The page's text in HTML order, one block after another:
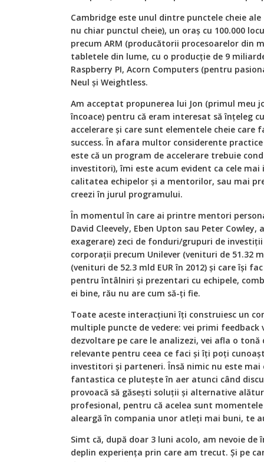
Cambridge este unul dintre punctele cheie
nu chiar punctul cheie), un oraș cu 100.000
precum ARM (producătorii procesoarelor din
tabletele din lume, cu o producție de 9
Raspberry PI, Acorn Computers (pentru
Neul și Weightless.
Am acceptat propunerea lui Jon (primul meu
încoace) pentru că eram interesat să înțeleg
accelerare și care sunt elementele cheie care
success. În afara multor considerente
este că un program de accelerare trebuie
investitori), îmi este acum evident ca cele
calitatea echipelor și a mentorilor, sau mai
creezi în jurul programului.
În momentul în care ai printre mentori
David Cleevely, Eben Upton sau Peter
exagerare) zeci de fonduri/grupuri de
corporații precum Unilever (venituri de 51.32
(venituri de 52.3 mld EUR în 2012) și care își
pentru întâlniri și prezentari cu echipele,
ei bine, rău nu are cum să-ți fie.
Toate aceste interacțiuni îți construiesc un
multiple puncte de vedere: vei primi
dezvoltare pe care le analizezi, vei afla o
relevante pentru ceea ce faci și îți poți
investitori și parteneri. Însă nimic nu este
fantastica ce plutește în aer atunci când
provoacă să găsești soluții și alternative
profesional, pentru că acelea sunt
aleargă în compania unor atleți mai buni, te
Simt că, după doar 3 luni acolo, am nevoie de
deplin experiența prin care am trecut. Și pe